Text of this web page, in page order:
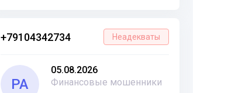
+79104342734 Неадекваты
РА
05.08.2026
Финансовые мошенники